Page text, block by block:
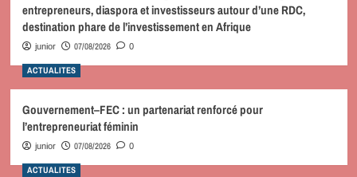
entrepreneurs, diaspora et investisseurs autour d’une RDC,
destination phare de l’investissement en Afrique
junior 07/08/2026 0
ACTUALITES
Gouvernement–FEC : un partenariat renforcé pour
l’entrepreneuriat féminin
junior 07/08/2026 0
ACTUALITES